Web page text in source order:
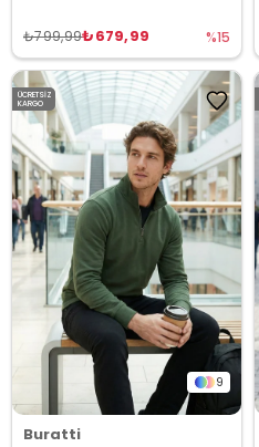
₺679,99
₺799,99 %15
9
Buratti
ÜCRETSIZ
KARGO